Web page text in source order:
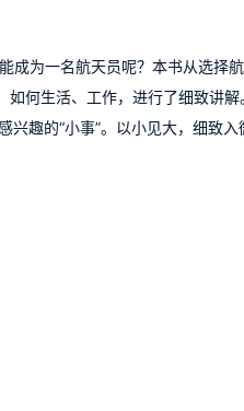
成为一名航天员呢？本书从选择
如何生活、工作，进行了细致讲解
趣的“小事”。以小见大，细致入